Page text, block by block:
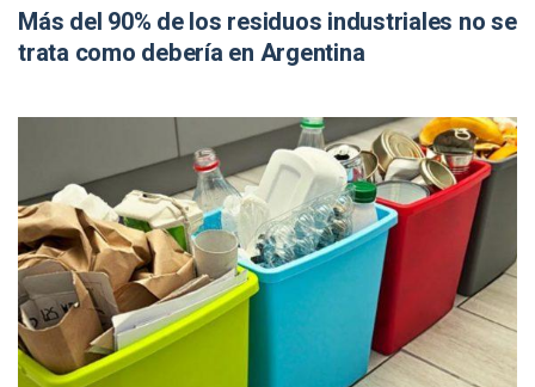
Más del 90% de los residuos industriales no se
trata como debería en Argentina